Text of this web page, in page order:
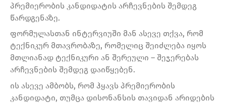
პრემიერობის კანდიდატის არჩევნების შემდეგ
წარდგენაზე.
ფორმულასთან ინტერვიუში მან ასევე თქვა, რომ
ტექნიკურ მთავრობაზე, რომელიც შეიძლება იყოს
მთლიანად ტექნიკური ან შერეული – შეჯერებას
არჩევნების შემდეგ დაიწყებენ.
ის ასევე ამბობს, რომ ჰყავს პრემიერობის
კანდიდატი, თუმცა დისონანსის თავიდან არიდების